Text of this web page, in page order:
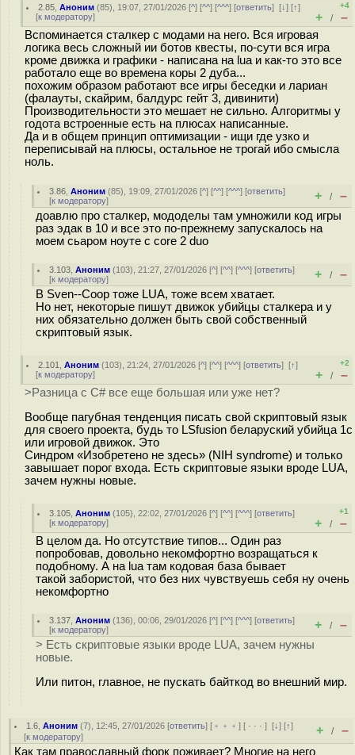
2.85 ,Аноним (85), 19:07, 27/01/2026 [^] [^^] [^^^] [ответить][↓] [↑]
[к модератору]
+4
+ / –
Вспоминается сталкер с модами на него. Вся игровая
логика весь сложный ии ботов квесты, по-сути вся игра
кроме движка и графики - написана на lua и как-то это все
работало еще во времена коры 2 дуба...
похожим образом работают все игры беседки и лариан
(фалауты, скайрим, балдурс гейт 3, дивинити)
Производительности это мешает не сильно. Алгоритмы у
годота встроенные есть на плюсах написанные.
Да и в общем принцип оптимизации - ищи где узко и
переписывай на плюсы, остальное не трогай ибо смысла
ноль.
3.86 ,Аноним (85), 19:09, 27/01/2026 [^] [^^] [^^^] [ответить]
[к модератору] + / –
доавлю про сталкер, мододелы там умножили код игры
раз эдак в 10 и все это по-прежнему запускалось на
моем сьаром ноуте с core 2 duo
3.103 ,Аноним (103), 21:27, 27/01/2026 [^] [^^] [^^^] [ответить]
[к модератору] + / –
В Sven--Coop тоже LUA, тоже всем хватает.
Но нет, некоторые пишут движок убийцы сталкера и у
них обязательно должен быть свой собственный
скриптовый язык.
2.101 ,Аноним (103), 21:24, 27/01/2026 [^] [^^] [^^^] [ответить][↑]
[к модератору]
+2
+ / –
>Разница с С# все еще большая или уже нет?
Вообще пагубная тенденция писать свой скриптовый язык
для своего проекта, будь то LSfusion беларуский убийца 1с
или игровой движок. Это
Синдром «Изобретено не здесь» (NIH syndrome) и только
завышает порог входа. Есть скриптовые языки вроде LUA,
зачем нужны новые.
3.105 ,Аноним (105), 22:02, 27/01/2026 [^] [^^] [^^^] [ответить]
[к модератору]
+1
+ / –
В целом да. Но отсутствие типов... Один раз
попробовав, довольно некомфортно возращаться к
подобному. А на lua там кодовая база бывает
такой забористой, что без них чувствуешь себя ну очень
некомфортно
3.137 ,Аноним (136), 00:06, 29/01/2026 [^] [^^] [^^^] [ответить]
[к модератору] + / –
> Есть скриптовые языки вроде LUA, зачем нужны
новые.
Или питон, главное, не пускать байткод во внешний мир.
1.6 ,Аноним (7), 12:45, 27/01/2026 [ответить] [ ﹢﹢﹢] [ · · ·][↓] [↑]
[к модератору] + / –
Как там православный форк поживает? Многие на него